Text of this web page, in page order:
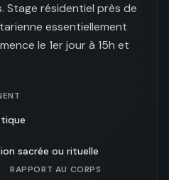
Stage résidentiel près de
essentiellement
le 1er jour à 15h et
sacrée ou rituelle
RAPPORT AU CORPS